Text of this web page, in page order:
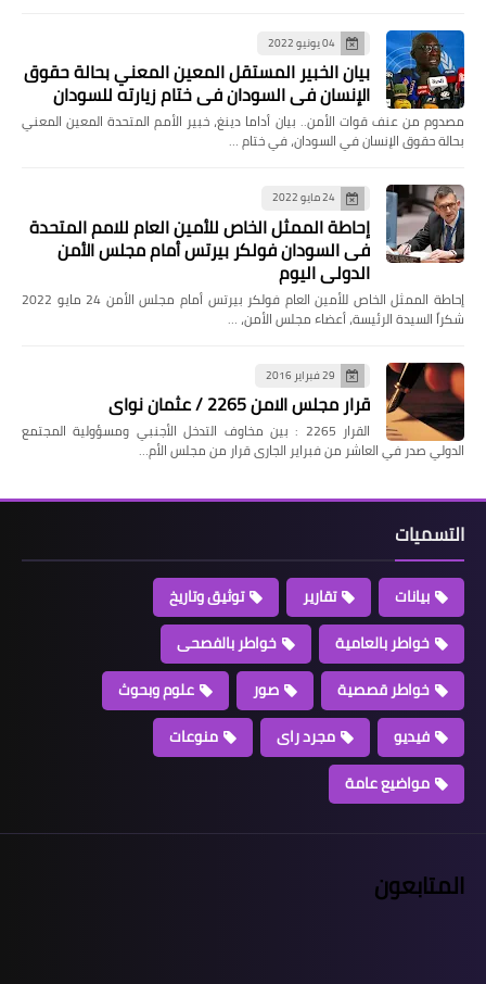
04 يونيو 2022
بيان الخبير المستقل المعين المعني بحالة حقوق
الإنسان في السودان في ختام زيارته للسودان
مصدوم من عنف قوات الأمن.. بيان أداما دينغ، خبير الأمم المتحدة المعين المعني
بحالة حقوق الإنسان في السودان، في ختام …
24 مايو 2022
إحاطة الممثل الخاص للأمين العام للامم المتحدة
فى السودان فولكر بيرتس أمام مجلس الأمن
الدولي اليوم
إحاطة الممثل الخاص للأمين العام فولكر بيرتس أمام مجلس الأمن 24 مايو 2022
شكراً السيدة الرئيسة، أعضاء مجلس الأمن، …
29 فبراير 2016
قرار مجلس الامن 2265 / عثمان نواى
القرار 2265 : بين مخاوف التدخل الأجنبي ومسؤولية المجتمع
الدولي صدر في العاشر من فبراير الجارى قرار من مجلس الأم…
التسميات
بيانات تقارير
توثيق وتاريخ
خواطر بالعامية
خواطر بالفصحى
خواطر قصصية
صور
علوم وبحوث
فيديو
مجرد راى
منوعات
مواضيع عامة
المتابعون